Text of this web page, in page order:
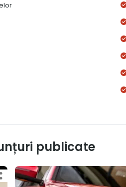
publicate